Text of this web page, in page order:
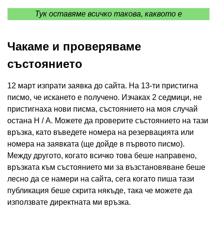
Тук оставяме всичко такова, каквото е
Чакаме и проверяваме
състоянието
12 март изпрати заявка до сайта. На 13-ти пристигна
писмо, че искането е получено. Изчаках 2 седмици, не
пристигнаха нови писма, състоянието на моя случай
остана Н / А. Можете да проверите състоянието на тази
връзка, като въведете номера на резервацията или
номера на заявката (ще дойде в първото писмо).
Между другото, когато всичко това беше направено,
връзката към състоянието ми за възстановяване беше
лесно да се намери на сайта, сега когато пиша тази
публикация беше скрита някъде, така че можете да
използвате директната ми връзка.